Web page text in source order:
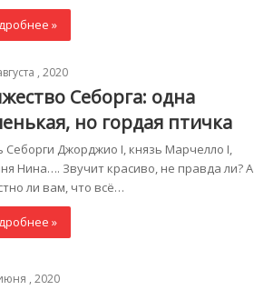
»
, 2020
Себорга: одна
но гордая птичка
Себорги Джорджио I, князь Марчелло I,
Нина…. Звучит красиво, не правда ли? А
ли вам, что всё…
»
, 2020